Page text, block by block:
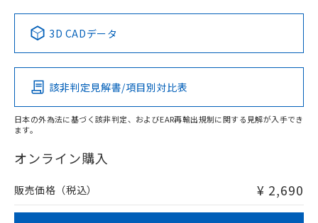
Pb Hg Cd Cr(VI)
O
在庫等で未対応品が混在する可能性があります。
問い合わせください。
3D CADデータ
該非判定見解書/項目別対比表
日本の外為法に基づく該非判定、およびEAR再輸出規制に関する見解が入手でき
ます。
オンライン購入
販売価格（税込） ¥ 2,690